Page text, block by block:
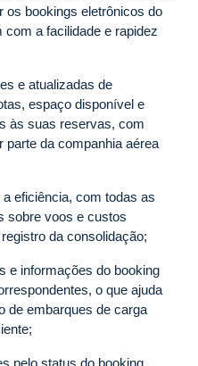
os bookings eletrônicos do
a facilidade e rapidez
e atualizadas de
espaço disponível e
às suas reservas, com
parte da companhia aérea
eficiência, com todas as
sobre voos e custos
da consolidação;
e informações do booking
o que ajuda
de embarques de carga
pelo status do booking